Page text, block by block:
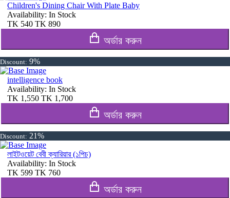
Children's Dining Chair With Plate Baby
Availability: In Stock
TK 540 TK 890
অর্ডার করুন
Discount: 9%
intelligence book
Availability: In Stock
TK 1,550 TK 1,700
অর্ডার করুন
Discount: 21%
লাইটওয়েট বেবী ক্যারিয়ার (১পিচ)
Availability: In Stock
TK 599 TK 760
অর্ডার করুন